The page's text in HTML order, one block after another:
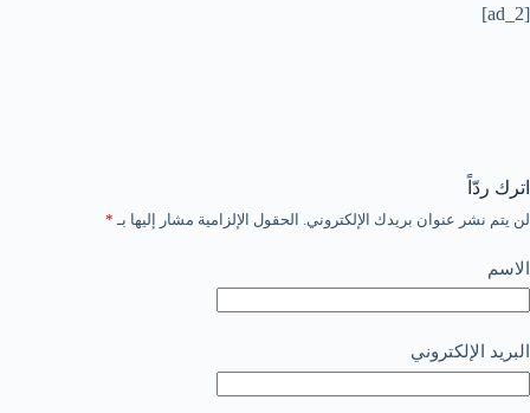
[ad_2]
اترك ردّاً
لن يتم نشر عنوان بريدك الإلكتروني. الحقول الإلزامية مشار إليها بـ *
الاسم
البريد الإلكتروني